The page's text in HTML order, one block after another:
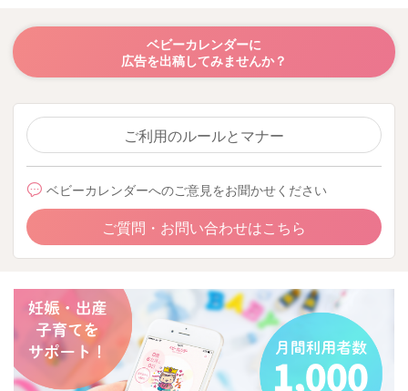
ベビーカレンダーに
広告を出稿してみませんか？
ご利用のルールとマナー
ベビーカレンダーへのご意見をお聞かせください
ご質問・お問い合わせはこちら